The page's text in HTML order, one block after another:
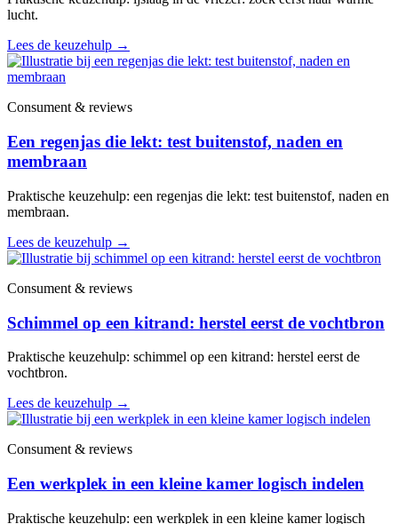
lucht.
Lees de keuzehulp →
Consument & reviews
Een regenjas die lekt: test buitenstof, naden en
membraan
Praktische keuzehulp: een regenjas die lekt: test buitenstof, naden en
membraan.
Lees de keuzehulp →
Consument & reviews
Schimmel op een kitrand: herstel eerst de vochtbron
Praktische keuzehulp: schimmel op een kitrand: herstel eerst de
vochtbron.
Lees de keuzehulp →
Consument & reviews
Een werkplek in een kleine kamer logisch indelen
Praktische keuzehulp: een werkplek in een kleine kamer logisch